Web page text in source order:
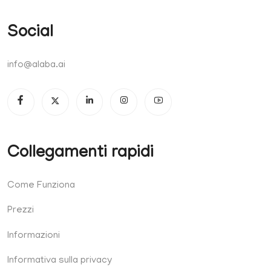
Social
info@alaba.ai
Collegamenti rapidi
Come Funziona
Prezzi
Informazioni
Informativa sulla privacy